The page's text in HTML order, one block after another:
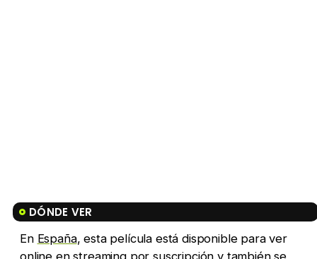
DÓNDE VER
En España, esta película está disponible para ver